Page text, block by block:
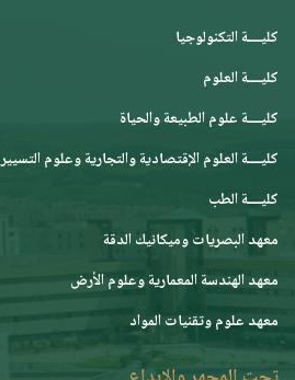
كليــــة التكنولوجيا
كليــــة العلوم
كليــــة علوم الطبيعة والحياة
كليــــة العلوم الإقتصادية والتجارية وعلوم التسيير
كليــــة الطب
معهد البصريات وميكانيك الدقة
معهد الهندسة المعمارية وعلوم الأرض
معهد علوم وتقنيات المواد